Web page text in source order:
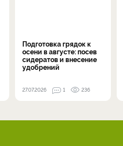
Подготовка грядок к
осени в августе: посев
сидератов и внесение
удобрений
27.07.2026 1 236